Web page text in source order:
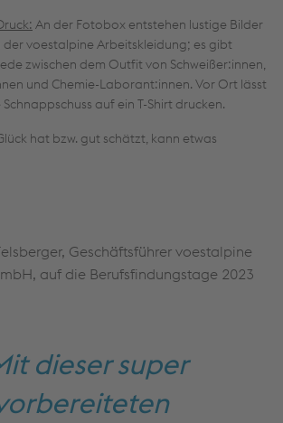
An der Fotobox entstehen lustige Bilder
der voestalpine Arbeitskleidung; es gibt
zwischen dem Outfit von Schweißer:innen,
und Chemie-Laborant:innen. Vor Ort lässt
auf ein T-Shirt drucken.
hat bzw. gut schätzt, kann etwas
Geschäftsführer voestalpine
auf die Berufsfindungstage 2023
dieser super